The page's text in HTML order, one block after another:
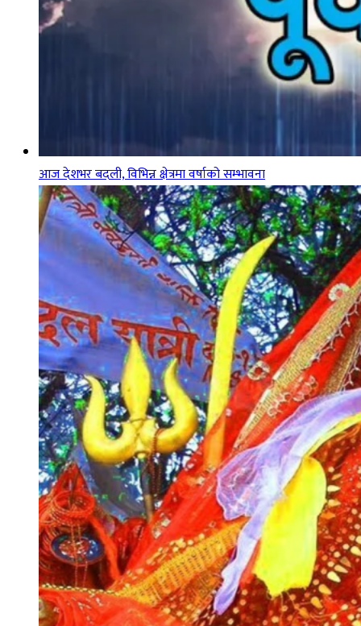
आज देशभर बदली, विभिन्न क्षेत्रमा वर्षाको सम्भावना